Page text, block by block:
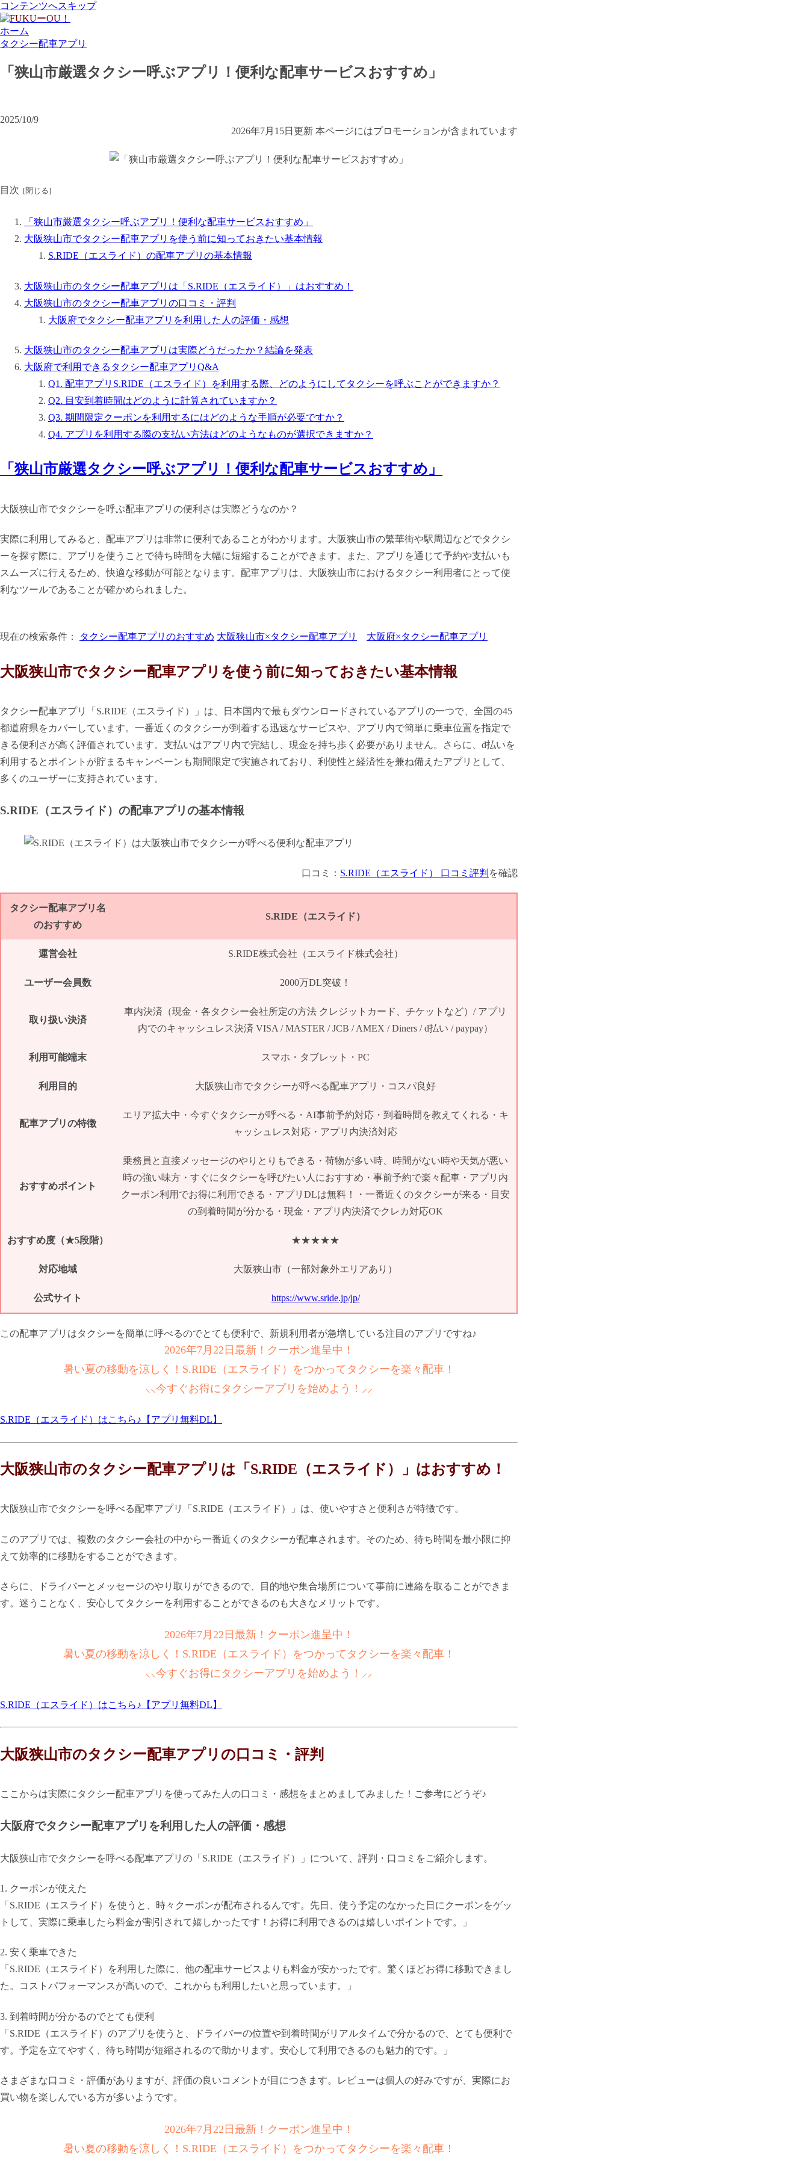
コンテンツへスキップ
ホーム
タクシー配車アプリ
「狭山市厳選タクシー呼ぶアプリ！便利な配車サービスおすすめ」
2025/10/9
2026年7月15日更新 本ページにはプロモーションが含まれています
目次
「狭山市厳選タクシー呼ぶアプリ！便利な配車サービスおすすめ」
大阪狭山市でタクシー配車アプリを使う前に知っておきたい基本情報
S.RIDE（エスライド）の配車アプリの基本情報
大阪狭山市のタクシー配車アプリは「S.RIDE（エスライド）」はおすすめ！
大阪狭山市のタクシー配車アプリの口コミ・評判
大阪府でタクシー配車アプリを利用した人の評価・感想
大阪狭山市のタクシー配車アプリは実際どうだったか？結論を発表
大阪府で利用できるタクシー配車アプリQ&A
Q1. 配車アプリS.RIDE（エスライド）を利用する際、どのようにしてタクシーを呼ぶことができますか？
Q2. 目安到着時間はどのように計算されていますか？
Q3. 期間限定クーポンを利用するにはどのような手順が必要ですか？
Q4. アプリを利用する際の支払い方法はどのようなものが選択できますか？
「狭山市厳選タクシー呼ぶアプリ！便利な配車サービスおすすめ」
大阪狭山市でタクシーを呼ぶ配車アプリの便利さは実際どうなのか？
実際に利用してみると、配車アプリは非常に便利であることがわかります。大阪狭山市の繁華街や駅周辺などでタクシ
ーを探す際に、アプリを使うことで待ち時間を大幅に短縮することができます。また、アプリを通じて予約や支払いも
スムーズに行えるため、快適な移動が可能となります。配車アプリは、大阪狭山市におけるタクシー利用者にとって便
利なツールであることが確かめられました。
現在の検索条件： タクシー配車アプリのおすすめ 大阪狭山市×タクシー配車アプリ 大阪府×タクシー配車アプリ
大阪狭山市でタクシー配車アプリを使う前に知っておきたい基本情報
タクシー配車アプリ「S.RIDE（エスライド）」は、日本国内で最もダウンロードされているアプリの一つで、全国の45
都道府県をカバーしています。一番近くのタクシーが到着する迅速なサービスや、アプリ内で簡単に乗車位置を指定で
きる便利さが高く評価されています。支払いはアプリ内で完結し、現金を持ち歩く必要がありません。さらに、d払いを
利用するとポイントが貯まるキャンペーンも期間限定で実施されており、利便性と経済性を兼ね備えたアプリとして、
多くのユーザーに支持されています。
S.RIDE（エスライド）の配車アプリの基本情報
口コミ： S.RIDE（エスライド） 口コミ評判 を確認
タクシー配車アプリ名
のおすすめ
S.RIDE（エスライド）
運営会社 S.RIDE株式会社（エスライド株式会社）
ユーザー会員数 2000万DL突破！
取り扱い決済
車内決済（現金・各タクシー会社所定の方法 クレジットカード、チケットなど）/ アプリ
内でのキャッシュレス決済 VISA / MASTER / JCB / AMEX / Diners / d払い / paypay）
利用可能端末 スマホ・タブレット・PC
利用目的 大阪狭山市でタクシーが呼べる配車アプリ・コスパ良好
配車アプリの特徴
エリア拡大中・今すぐタクシーが呼べる・AI事前予約対応・到着時間を教えてくれる・キ
ャッシュレス対応・アプリ内決済対応
おすすめポイント
乗務員と直接メッセージのやりとりもできる・荷物が多い時、時間がない時や天気が悪い
時の強い味方・すぐにタクシーを呼びたい人におすすめ・事前予約で楽々配車・アプリ内
クーポン利用でお得に利用できる・アプリDLは無料！・一番近くのタクシーが来る・目安
の到着時間が分かる・現金・アプリ内決済でクレカ対応OK
おすすめ度（★5段階） ★★★★★
対応地域 大阪狭山市（一部対象外エリアあり）
公式サイト https://www.sride.jp/jp/
この配車アプリはタクシーを簡単に呼べるのでとても便利で、新規利用者が急増している注目のアプリですね♪
2026年7月22日最新！クーポン進呈中！
暑い夏の移動を涼しく！S.RIDE（エスライド）をつかってタクシーを楽々配車！
⸜⸜今すぐお得にタクシーアプリを始めよう！⸝⸝
S.RIDE（エスライド）はこちら♪【アプリ無料DL】
大阪狭山市のタクシー配車アプリは「S.RIDE（エスライド）」はおすすめ！
大阪狭山市でタクシーを呼べる配車アプリ「S.RIDE（エスライド）」は、使いやすさと便利さが特徴です。
このアプリでは、複数のタクシー会社の中から一番近くのタクシーが配車されます。そのため、待ち時間を最小限に抑
えて効率的に移動をすることができます。
さらに、ドライバーとメッセージのやり取りができるので、目的地や集合場所について事前に連絡を取ることができま
す。迷うことなく、安心してタクシーを利用することができるのも大きなメリットです。
2026年7月22日最新！クーポン進呈中！
暑い夏の移動を涼しく！S.RIDE（エスライド）をつかってタクシーを楽々配車！
⸜⸜今すぐお得にタクシーアプリを始めよう！⸝⸝
S.RIDE（エスライド）はこちら♪【アプリ無料DL】
大阪狭山市のタクシー配車アプリの口コミ・評判
ここからは実際にタクシー配車アプリを使ってみた人の口コミ・感想をまとめましてみました！ご参考にどうぞ♪
大阪府でタクシー配車アプリを利用した人の評価・感想
大阪狭山市でタクシーを呼べる配車アプリの「S.RIDE（エスライド）」について、評判・口コミをご紹介します。
1. クーポンが使えた
「S.RIDE（エスライド）を使うと、時々クーポンが配布されるんです。先日、使う予定のなかった日にクーポンをゲッ
トして、実際に乗車したら料金が割引されて嬉しかったです！お得に利用できるのは嬉しいポイントです。」
2. 安く乗車できた
「S.RIDE（エスライド）を利用した際に、他の配車サービスよりも料金が安かったです。驚くほどお得に移動できまし
た。コストパフォーマンスが高いので、これからも利用したいと思っています。」
3. 到着時間が分かるのでとても便利
「S.RIDE（エスライド）のアプリを使うと、ドライバーの位置や到着時間がリアルタイムで分かるので、とても便利で
す。予定を立てやすく、待ち時間が短縮されるので助かります。安心して利用できるのも魅力的です。」
さまざまな口コミ・評価がありますが、評価の良いコメントが目につきます。レビューは個人の好みですが、実際にお
買い物を楽しんでいる方が多いようです。
2026年7月22日最新！クーポン進呈中！
暑い夏の移動を涼しく！S.RIDE（エスライド）をつかってタクシーを楽々配車！